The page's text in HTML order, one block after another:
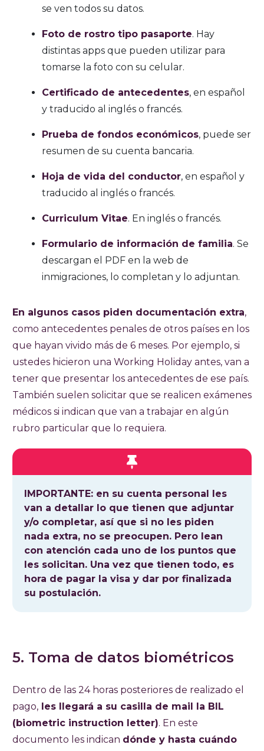
se ven todos su datos.
Foto de rostro tipo pasaporte. Hay
distintas apps que pueden utilizar para
tomarse la foto con su celular.
Certificado de antecedentes, en español
y traducido al inglés o francés.
Prueba de fondos económicos, puede ser
resumen de su cuenta bancaria.
Hoja de vida del conductor, en español y
traducido al inglés o francés.
Curriculum Vitae. En inglés o francés.
Formulario de información de familia. Se
descargan el PDF en la web de
inmigraciones, lo completan y lo adjuntan.
En algunos casos piden documentación extra,
como antecedentes penales de otros países en los
que hayan vivido más de 6 meses. Por ejemplo, si
ustedes hicieron una Working Holiday antes, van a
tener que presentar los antecedentes de ese país.
También suelen solicitar que se realicen exámenes
médicos si indican que van a trabajar en algún
rubro particular que lo requiera.
IMPORTANTE: en su cuenta personal les
van a detallar lo que tienen que adjuntar
y/o completar, así que si no les piden
nada extra, no se preocupen. Pero lean
con atención cada uno de los puntos que
les solicitan. Una vez que tienen todo, es
hora de pagar la visa y dar por finalizada
su postulación.
5. Toma de datos biométricos
Dentro de las 24 horas posteriores de realizado el
pago, les llegará a su casilla de mail la BIL
(biometric instruction letter). En este
documento les indican dónde y hasta cuándo